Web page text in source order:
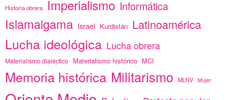
Historia obrera Imperialismo Informática
Islamalgama Israel Kurdistán Latinoamérica
Lucha ideológica Lucha obrera
Materialismo dialéctico Materialismo histórico MCI
Memoria histórica Militarismo MLNV Mujer